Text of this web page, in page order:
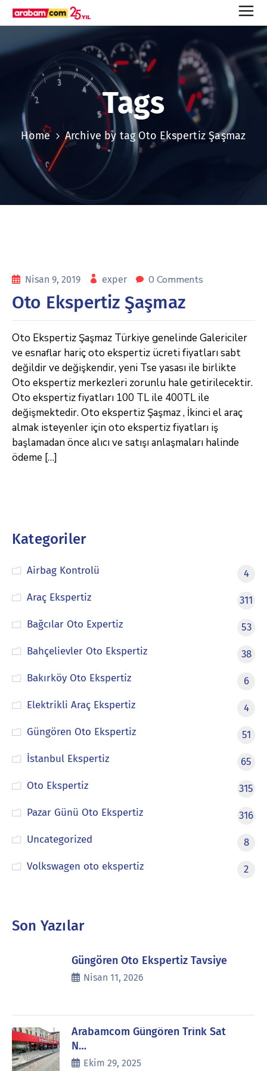
Tags
Home Archive by tag Oto Ekspertiz Şaşmaz
Nisan 9, 2019 exper 0 Comments
Oto Ekspertiz Şaşmaz
Oto Ekspertiz Şaşmaz Türkiye genelinde Galericiler
ve esnaflar hariç oto ekspertiz ücreti fiyatları sabt
değildir ve değişkendir, yeni Tse yasası ile birlikte
Oto ekspertiz merkezleri zorunlu hale getirilecektir.
Oto ekspertiz fiyatları 100 TL ile 400TL ile
değişmektedir. Oto ekspertiz Şaşmaz , İkinci el araç
almak isteyenler için oto ekspertiz fiyatları iş
başlamadan önce alıcı ve satışı anlaşmaları halinde
ödeme […]
Kategoriler
Airbag Kontrolü
4
Araç Ekspertiz
311
Bağcılar Oto Expertiz
53
Bahçelievler Oto Ekspertiz
38
Bakırköy Oto Ekspertiz
6
Elektrikli Araç Ekspertiz
4
Güngören Oto Ekspertiz
51
İstanbul Ekspertiz
65
Oto Ekspertiz
315
Pazar Günü Oto Ekspertiz
316
Uncategorized
8
Volkswagen oto ekspertiz
2
Son Yazılar
Güngören Oto Ekspertiz Tavsiye
Nisan 11, 2026
Arabamcom Güngören Trink Sat
N…
Ekim 29, 2025